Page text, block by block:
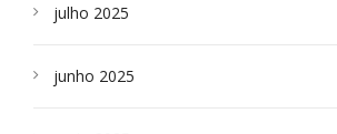
julho 2025
junho 2025